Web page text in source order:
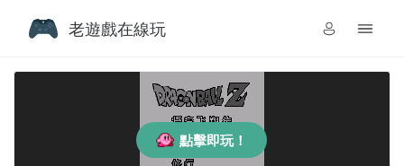
點擊即玩！
老遊戲在線玩